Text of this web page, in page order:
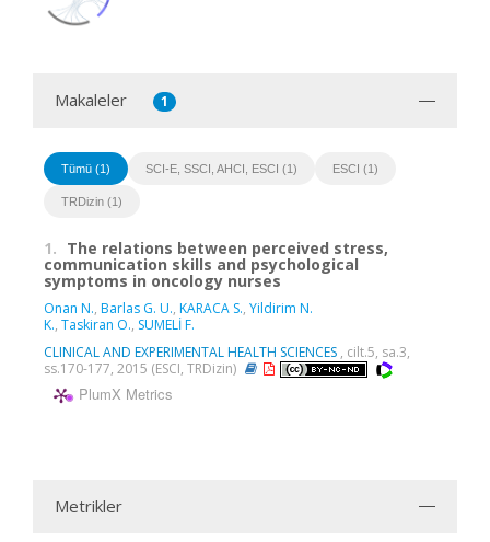
Makaleler 1
Tümü (1) SCI-E, SSCI, AHCI, ESCI (1) ESCI (1)
TRDizin (1)
1. The relations between perceived stress,
communication skills and psychological
symptoms in oncology nurses
Onan N., Barlas G. U., KARACA S., Yildirim N.
K., Taskiran O., SUMELİ F.
CLINICAL AND EXPERIMENTAL HEALTH SCIENCES , cilt.5, sa.3,
ss.170-177, 2015 (ESCI, TRDizin)
PlumX Metrics
Metrikler